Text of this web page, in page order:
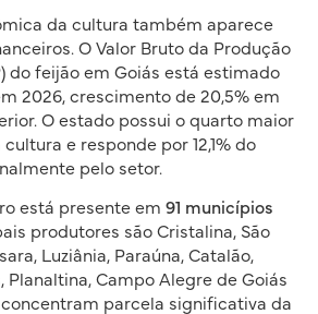
da cultura também aparece
O Valor Bruto da Produção
do feijão em Goiás está estimado
2026, crescimento de 20,5% em
O estado possui o quarto maior
e responde por 12,1% do
pelo setor.
está presente em 91 municípios
produtores são Cristalina, São
Luziânia, Paraúna, Catalão,
Planaltina, Campo Alegre de Goiás
concentram parcela significativa da